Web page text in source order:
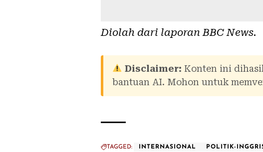
Diolah dari laporan BBC News.
Disclaimer: Konten ini
bantuan AI. Mohon untuk
TAGGED: INTERNASIONAL POLITIK-